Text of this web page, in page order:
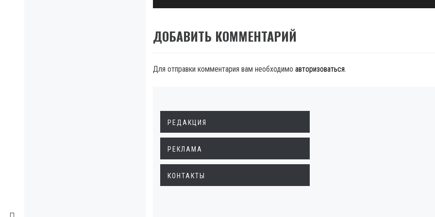
ДОБАВИТЬ КОММЕНТАРИЙ
Для отправки комментария вам необходимо авторизоваться.
РЕДАКЦИЯ
РЕКЛАМА
КОНТАКТЫ